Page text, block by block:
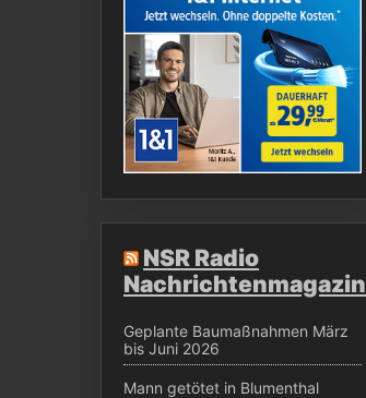
NSR Radio
Nachrichtenmagazin
Geplante Baumaßnahmen März
bis Juni 2026
Mann getötet in Blumenthal